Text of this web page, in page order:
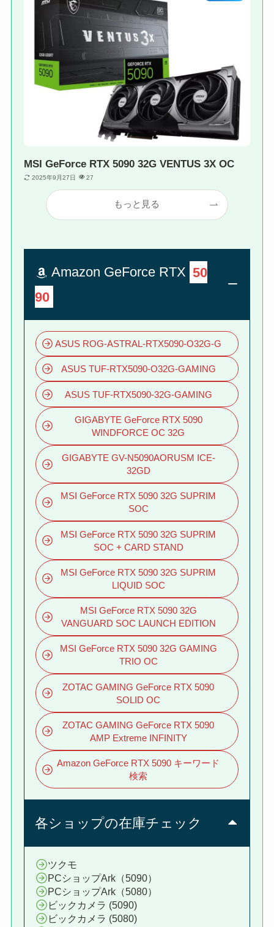
MSI GeForce RTX 5090 32G VENTUS 3X OC
2025年9月27日 27
もっと見る
Amazon GeForce RTX 50
90
ASUS ROG-ASTRAL-RTX5090-O32G-G
ASUS TUF-RTX5090-O32G-GAMING
ASUS TUF-RTX5090-32G-GAMING
GIGABYTE GeForce RTX 5090
WINDFORCE OC 32G
GIGABYTE GV-N5090AORUSM ICE-
32GD
MSI GeForce RTX 5090 32G SUPRIM
SOC
MSI GeForce RTX 5090 32G SUPRIM
SOC + CARD STAND
MSI GeForce RTX 5090 32G SUPRIM
LIQUID SOC
MSI GeForce RTX 5090 32G
VANGUARD SOC LAUNCH EDITION
MSI GeForce RTX 5090 32G GAMING
TRIO OC
ZOTAC GAMING GeForce RTX 5090
SOLID OC
ZOTAC GAMING GeForce RTX 5090
AMP Extreme INFINITY
Amazon GeForce RTX 5090 キーワード
検索
各ショップの在庫チェック
ツクモ
PCショップArk（5090）
PCショップArk（5080）
ビックカメラ (5090)
ビックカメラ (5080)